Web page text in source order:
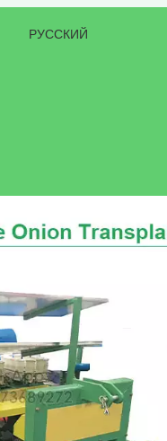
РУССКИЙ